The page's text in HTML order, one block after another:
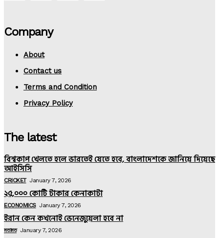
Company
About
Contact us
Terms and Condition
Privacy Policy
The latest
বিশ্বকাপ খেলতে হলে ভারতেই যেতে হবে, বাংলাদেশকে জানিয়ে দিয়েছে
আইসিসি
CRICKET January 7, 2026
২৫,০০০ কোটি টাকার কেনাকাটা
ECONOMICS January 7, 2026
ইরান কেন কখনোই ভেনেজুয়েলা হবে না
মতামত January 7, 2026